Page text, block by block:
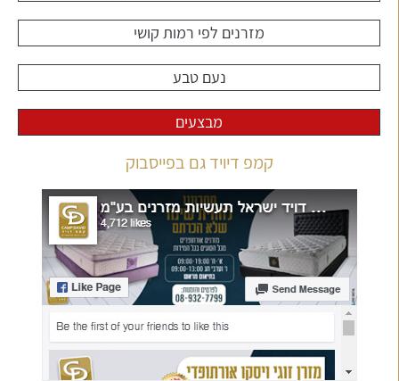
מזרנים לפי רמות קושי
נעם טבע
מבצעים
קמפ דיויד גם בפייסבוק